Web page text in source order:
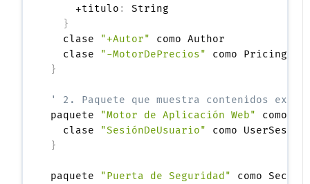
    +titulo
:
String
}
  clase
"+Autor"
como Author
  clase
"-MotorDePrecios"
}
' 2. Paquete que muestra contenidos
paquete
"Motor de Aplicación Web"
como
  clase
"SesiónDeUsuario"
}
paquete "Puerta de Seguridad"
como